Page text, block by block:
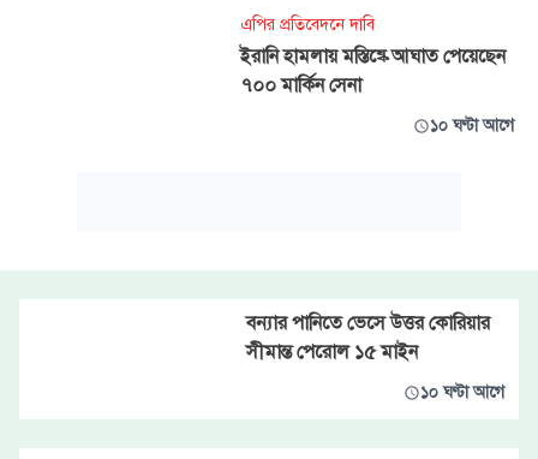
এপির প্রতিবেদনে দাবি
ইরানি হামলায় মস্তিষ্কে আঘাত পেয়েছেন
৭০০ মার্কিন সেনা
১০ ঘণ্টা আগে
বন্যার পানিতে ভেসে উত্তর কোরিয়ার
সীমান্ত পেরোল ১৫ মাইন
১০ ঘণ্টা আগে